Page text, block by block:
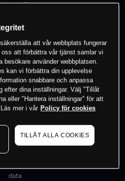
-
enposition i detta
handla
data
att vår webbplats fungerar
att förbättra vår tjänst samlar vi
besökare använder webbplatsen.
kan vi förbättra din upplevelse
snabbare och anpassa
efter dina inställningar. Välj "Tillåt
eller "Hantera inställningar" för att
mer i vår Policy för cookies
TILLÅT ALLA COOKIES